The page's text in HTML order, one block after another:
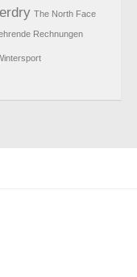
The North Face
Rechnungen